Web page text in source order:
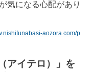
気になる心配があり
aozora.com/p
アイテロ）」を